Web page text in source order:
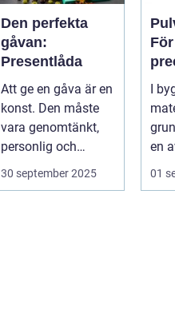
Den perfekta
gåvan:
Presentlåda
Att ge en gåva är en
konst. Den måste
vara genomtänkt,
personlig och
framf&oum...
30 september 2025
I
en
01